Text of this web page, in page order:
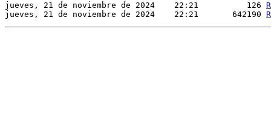
jueves, 21 de noviembre de 2024    22:21          126
jueves, 21 de noviembre de 2024    22:21       642190